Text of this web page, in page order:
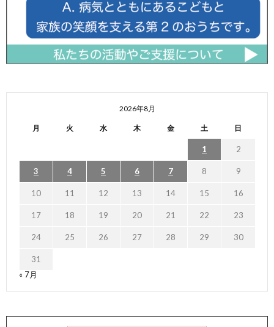
2026年8月
月 火 水 木 金 土 日
1 2
3 4 5 6 7 8 9
10 11 12 13 14 15 16
17 18 19 20 21 22 23
24 25 26 27 28 29 30
31
« 7月